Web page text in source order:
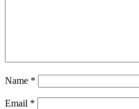
Name *
Email *